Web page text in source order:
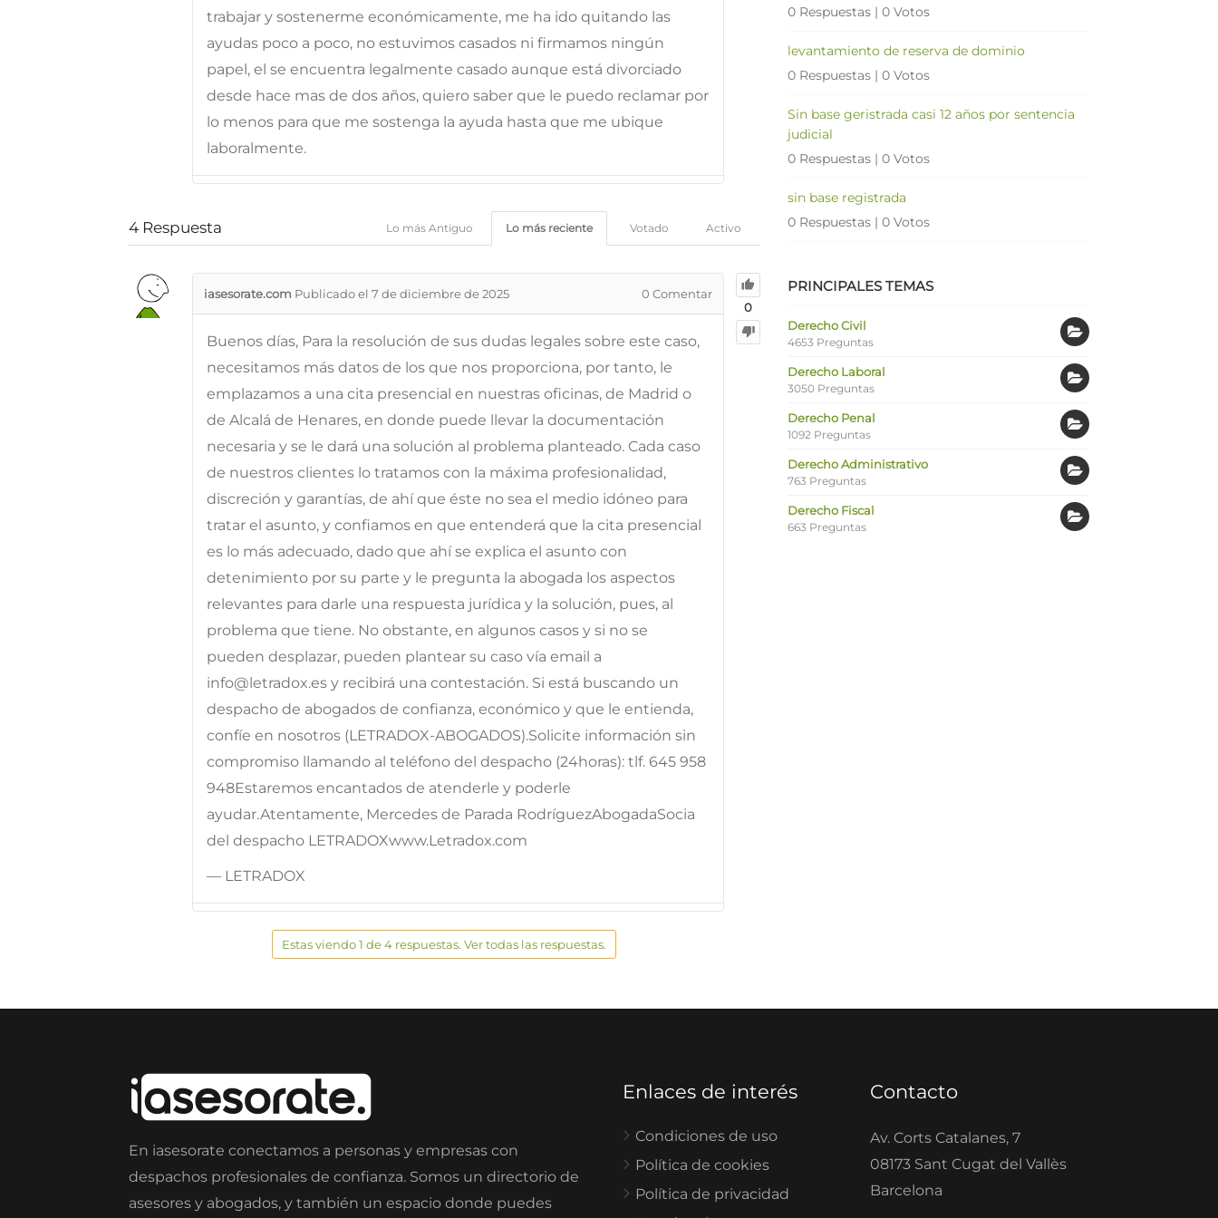
trabajar y sostenerme económicamente, me ha ido quitando las
ayudas poco a poco, no estuvimos casados ni firmamos ningún
papel, el se encuentra legalmente casado aunque está divorciado
desde hace mas de dos años, quiero saber que le puedo reclamar por
lo menos para que me sostenga la ayuda hasta que me ubique
laboralmente.
4 Respuesta Activo
Votado
Lo más reciente
Lo más Antiguo
0
iasesorate.com Publicado el 7 de diciembre de 2025 0 Comentar
Buenos días, Para la resolución de sus dudas legales sobre este caso,
necesitamos más datos de los que nos proporciona, por tanto, le
emplazamos a una cita presencial en nuestras oficinas, de Madrid o
de Alcalá de Henares, en donde puede llevar la documentación
necesaria y se le dará una solución al problema planteado. Cada caso
de nuestros clientes lo tratamos con la máxima profesionalidad,
discreción y garantías, de ahí que éste no sea el medio idóneo para
tratar el asunto, y confiamos en que entenderá que la cita presencial
es lo más adecuado, dado que ahí se explica el asunto con
detenimiento por su parte y le pregunta la abogada los aspectos
relevantes para darle una respuesta jurídica y la solución, pues, al
problema que tiene. No obstante, en algunos casos y si no se
pueden desplazar, pueden plantear su caso vía email a
info@letradox.es y recibirá una contestación. Si está buscando un
despacho de abogados de confianza, económico y que le entienda,
confíe en nosotros (LETRADOX-ABOGADOS).Solicite información sin
compromiso llamando al teléfono del despacho (24horas): tlf. 645 958
948Estaremos encantados de atenderle y poderle
ayudar.Atentamente, Mercedes de Parada RodríguezAbogadaSocia
del despacho LETRADOXwww.Letradox.com
— LETRADOX
Estas viendo 1 de 4 respuestas. Ver todas las respuestas.
0 Respuestas | 0 Votos
levantamiento de reserva de dominio
0 Respuestas | 0 Votos
Sin base geristrada casi 12 años por sentencia
judicial
0 Respuestas | 0 Votos
sin base registrada
0 Respuestas | 0 Votos
PRINCIPALES TEMAS
Derecho Civil
4653 Preguntas
Derecho Laboral
3050 Preguntas
Derecho Penal
1092 Preguntas
Derecho Administrativo
763 Preguntas
Derecho Fiscal
663 Preguntas
En iasesorate conectamos a personas y empresas con
despachos profesionales de confianza. Somos un directorio de
asesores y abogados, y también un espacio donde puedes
Enlaces de interés
Condiciones de uso
Política de cookies
Política de privacidad
Contacto
Av. Corts Catalanes, 7
08173 Sant Cugat del Vallès
Barcelona